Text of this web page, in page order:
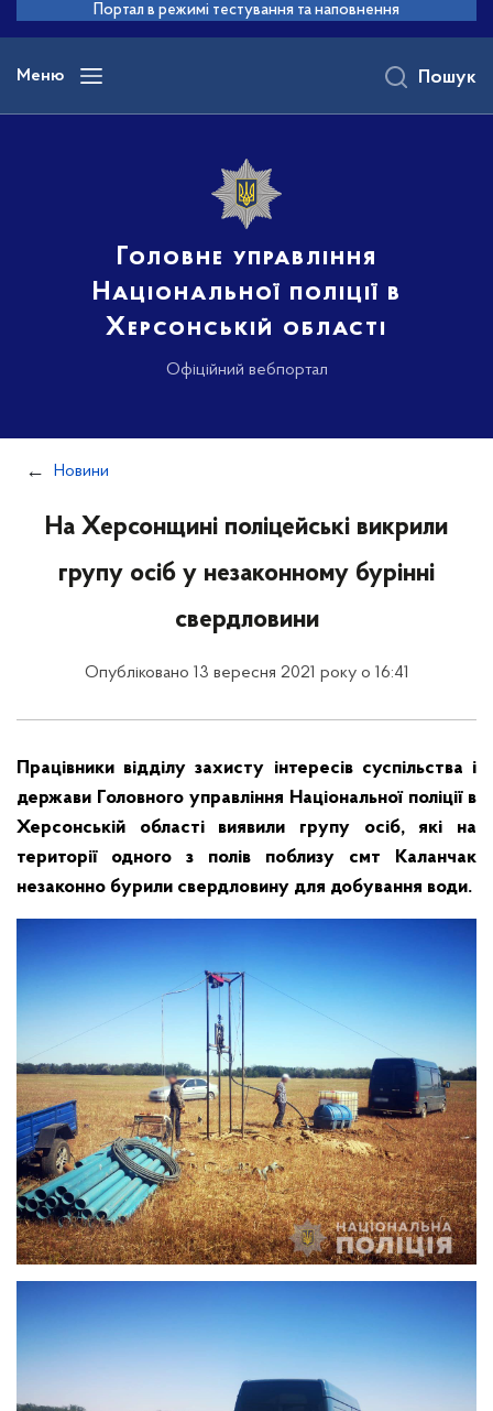
основного
вмісту
Портал в режимі тестування та наповнення
Меню
Головне управління
Національної поліції в
Херсонській області
Офіційний вебпортал
Пошук
Новини
На Херсонщині поліцейські викрили
групу осіб у незаконному бурінні
свердловини
Опубліковано 13 вересня 2021 року о 16:41
Працівники відділу захисту інтересів суспільства і
держави Головного управління Національної поліції в
Херсонській області виявили групу осіб, які на
території одного з полів поблизу смт Каланчак
незаконно бурили свердловину для добування води.